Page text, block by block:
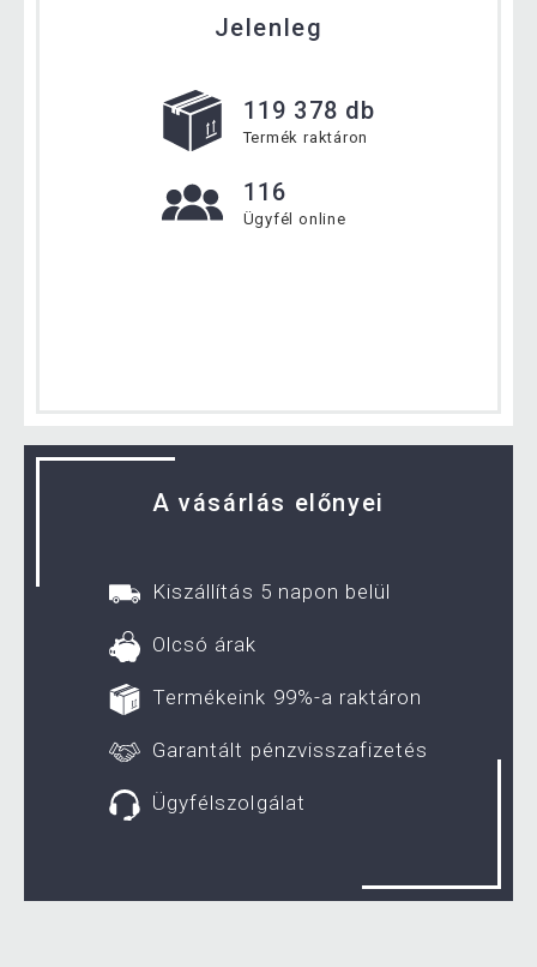
Jelenleg
119 378 db
Termék raktáron
116
Ügyfél online
A vásárlás előnyei
Kiszállítás 5 napon belül
Olcsó árak
Termékeink 99%-a raktáron
Garantált pénzvisszafizetés
Ügyfélszolgálat